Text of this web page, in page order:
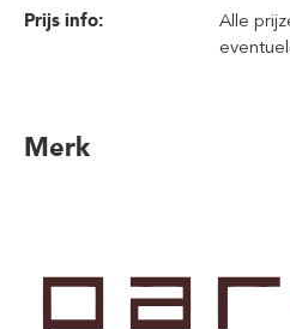
Prijs info:
Alle
Merk